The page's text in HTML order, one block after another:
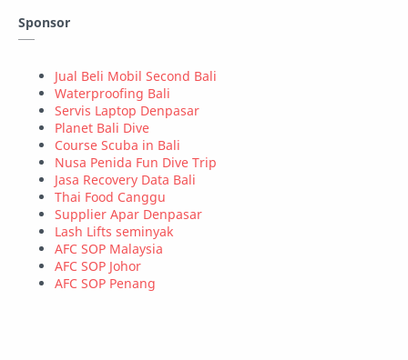
Property
Teknologi Tutorial
Wordpress
Sponsor
Jual Beli Mobil Second Bali
Waterproofing Bali
Servis Laptop Denpasar
Planet Bali Dive
Course Scuba in Bali
Nusa Penida Fun Dive Trip
Jasa Recovery Data Bali
Thai Food Canggu
Supplier Apar Denpasar
Lash Lifts seminyak
AFC SOP Malaysia
AFC SOP Johor
AFC SOP Penang